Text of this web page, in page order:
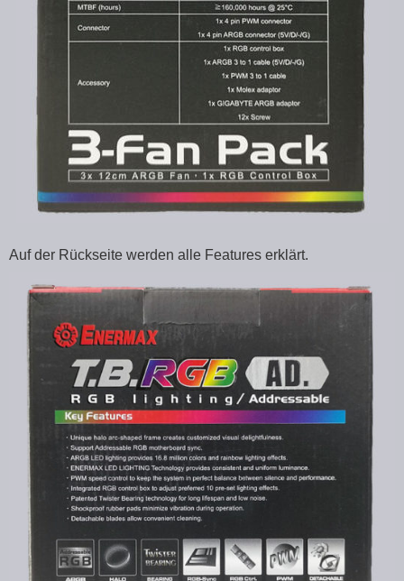
Auf der Rückseite werden alle Features erklärt.